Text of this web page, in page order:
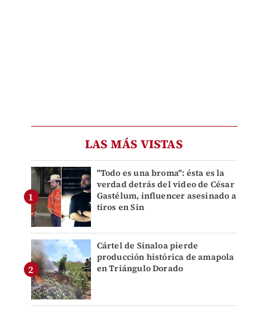
LAS MÁS VISTAS
"Todo es una broma": ésta es la
verdad detrás del video de César
Gastélum, influencer asesinado a
tiros en Sin
Cártel de Sinaloa pierde
producción histórica de amapola
en Triángulo Dorado